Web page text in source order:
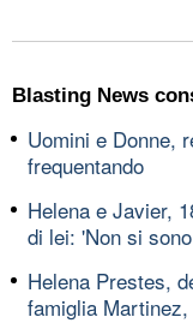
Blasting News
Uomini e Donne,
frequentando
Helena e Javier,
di lei: 'Non si
Helena Prestes,
famiglia